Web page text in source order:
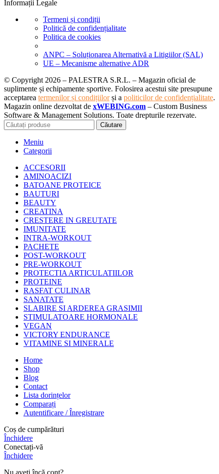
Informații Legale
Termeni și condiții
Politică de confidențialitate
Politica de cookies
ANPC – Soluționarea Alternativă a Litigiilor (SAL)
UE – Mecanisme alternative ADR
© Copyright 2026 – PALESTRA S.R.L. – Magazin oficial de
suplimente și echipamente sportive. Folosirea acestui site presupune
acceptarea termenilor și condițiilorși a politicilor de confidențialitate.
Magazin online dezvoltat de xWEBING.com – Custom Business
Software & Management Solutions. Toate drepturile rezervate.
Căutare
Meniu
Categorii
ACCESORII
AMINOACIZI
BATOANE PROTEICE
BAUTURI
BEAUTY
CREATINA
CRESTERE IN GREUTATE
IMUNITATE
INTRA-WORKOUT
PACHETE
POST-WORKOUT
PRE-WORKOUT
PROTECTIA ARTICULATIILOR
PROTEINE
RASFAT CULINAR
SANATATE
SLABIRE SI ARDEREA GRASIMII
STIMULATOARE HORMONALE
VEGAN
VICTORY ENDURANCE
VITAMINE SI MINERALE
Home
Shop
Blog
Contact
Lista dorințelor
Comparați
Autentificare / Înregistrare
Coș de cumpărături
Închidere
Conectați-vă
Închidere